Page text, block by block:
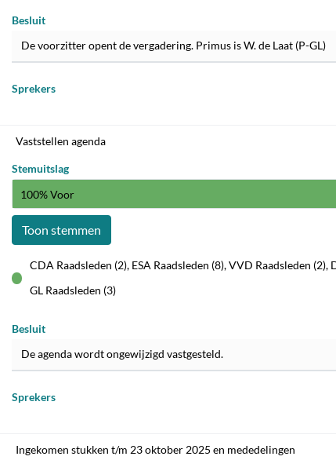
Besluit
De voorzitter opent de vergadering. Primus is W. de Laat (P-GL)
Sprekers
Vaststellen agenda
Stemuitslag
100% Voor
Toon stemmen
voor
CDA Raadsleden (2), ESA Raadsleden (8), VVD Raadsleden
GL Raadsleden (3)
Besluit
De agenda wordt ongewijzigd vastgesteld.
Sprekers
Ingekomen stukken t/m 23 oktober 2025 en mededelingen